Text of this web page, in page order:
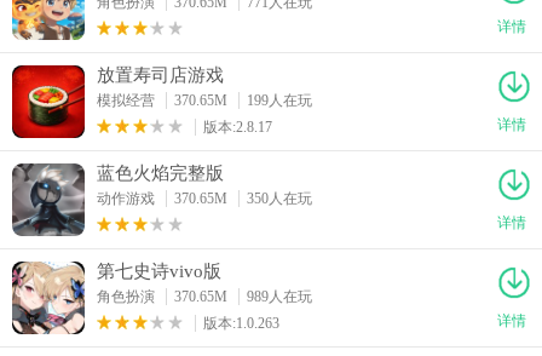
详情
放置寿司店游戏
模拟经营 370.65M
199人在玩
版本:2.8.17
详情
蓝色火焰完整版
动作游戏 370.65M
350人在玩
详情
第七史诗vivo版
角色扮演 370.65M
989人在玩
版本:1.0.263
详情